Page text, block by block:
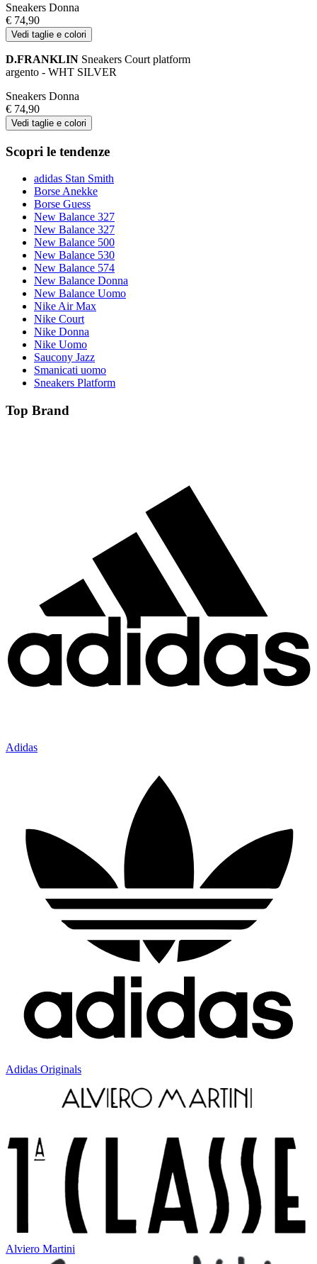
Sneakers Donna
€ 74,90
Vedi taglie e colori
D.FRANKLIN Sneakers Court platform
argento - WHT SILVER
Sneakers Donna
€ 74,90
Vedi taglie e colori
Scopri le tendenze
adidas Stan Smith
Borse Anekke
Borse Guess
New Balance 327
New Balance 327
New Balance 500
New Balance 530
New Balance 574
New Balance Donna
New Balance Uomo
Nike Air Max
Nike Court
Nike Donna
Nike Uomo
Saucony Jazz
Smanicati uomo
Sneakers Platform
Top Brand
Adidas
Adidas Originals
Alviero Martini